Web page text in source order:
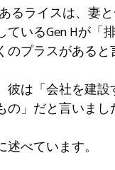
るライスは、妻
ているGen Hが「
プラスがあると
彼は「会社を建
」だと言いまし
べています。